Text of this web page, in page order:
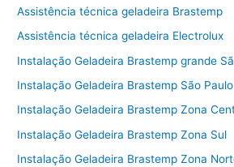
Assistência técnica geladeira Brastemp
Assistência técnica geladeira Electrolux
Instalação Geladeira Brastemp grande
Instalação Geladeira Brastemp São Paulo
Instalação Geladeira Brastemp Zona
Instalação Geladeira Brastemp Zona Sul
Instalação Geladeira Brastemp Zona